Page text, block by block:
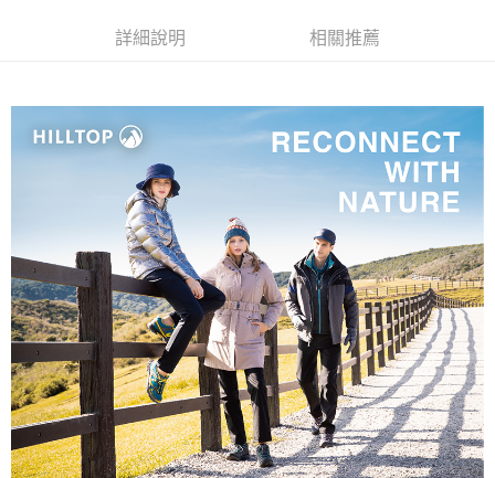
詳細說明 相關推薦